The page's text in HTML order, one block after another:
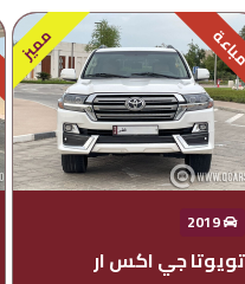
مميز
2019
تويوتا جي اكس ار